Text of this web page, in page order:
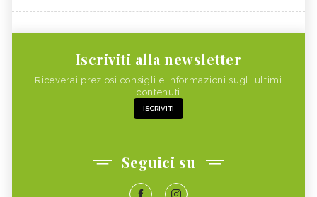
Iscriviti alla newsletter
Riceverai preziosi consigli e informazioni sugli ultimi
contenuti
ISCRIVITI
Seguici su